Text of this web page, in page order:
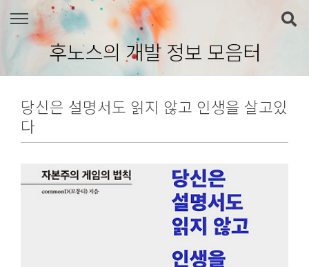
본문 바로가기
후노스의 개발 정보 모음터
당신은 설명서도 읽지 않고 인생을 살고있
다